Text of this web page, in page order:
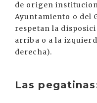
de origen
Ayuntamiento o del
respetan la
arriba o a la
derecha).
Las